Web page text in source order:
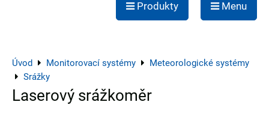
Produkty Menu
Úvod Monitorovací systémy
Meteorologické systémy
Srážky
Laserový srážkoměr